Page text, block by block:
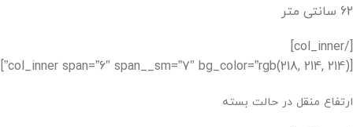
62 سانتی متر
[/col_inner]
[col_inner span=”6″ span__sm=”7″ bg_color=”rgb(218, 214, 214)”]
ارتفاع منقل در حالت بسته